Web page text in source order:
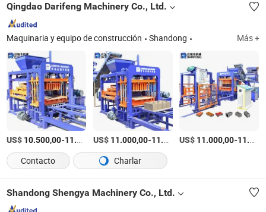
necesidades de
de bloques (QTJ4-40)
Qingdao Darifeng Machinery Co., Ltd.
Maquinaria y equipo de construcción Shandong Más +
US$ 10.500,00-11.500,00 /Set
US$ 11.000,00-11.500,00 /Pieza
US$ 11.000,00-11.500,00
Contacto Charlar
Shandong Shengya Machinery Co., Ltd.